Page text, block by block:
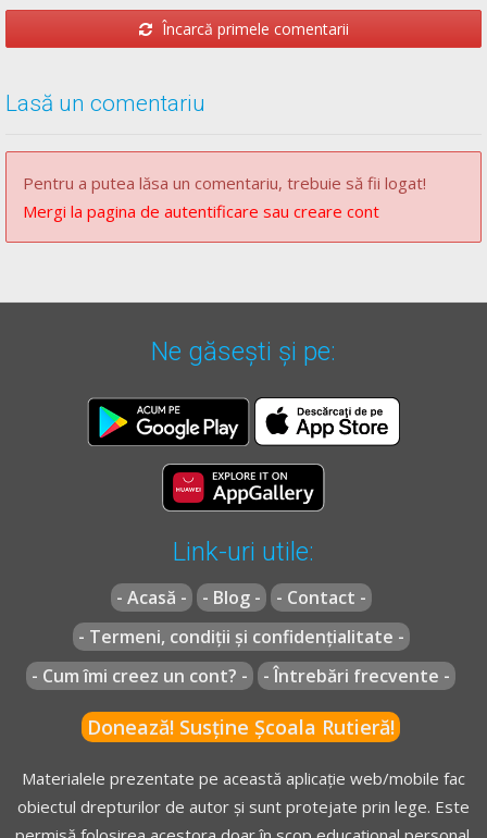
Încarcă primele comentarii
Lasă un comentariu
Pentru a putea lăsa un comentariu, trebuie să fii logat!
Mergi la pagina de autentificare sau creare cont
Ne găsești și pe:
Link-uri utile:
- Acasă - - Blog -
- Contact -
- Termeni, condiții și confidențialitate -
- Cum îmi creez un cont? -
- Întrebări frecvente -
Donează! Susține Școala Rutieră!
Materialele prezentate pe această aplicație web/mobile fac
obiectul drepturilor de autor și sunt protejate prin lege. Este